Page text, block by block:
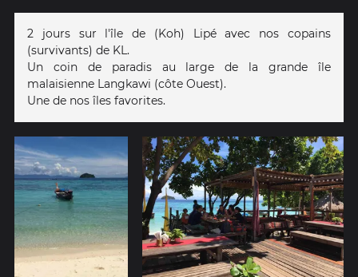
2 jours sur l'île de (Koh) Lipé avec nos copains
(survivants) de KL.
Un coin de paradis au large de la grande île
malaisienne Langkawi (côte Ouest).
Une de nos îles favorites.